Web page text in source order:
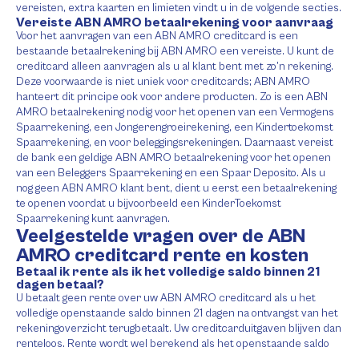
vereisten, extra kaarten en limieten vindt u in de volgende secties.
Vereiste ABN AMRO betaalrekening voor aanvraag
Voor het aanvragen van een ABN AMRO creditcard is een
bestaande betaalrekening bij ABN AMRO een vereiste. U kunt de
creditcard alleen aanvragen als u al klant bent met zo’n rekening.
Deze voorwaarde is niet uniek voor creditcards; ABN AMRO
hanteert dit principe ook voor andere producten. Zo is een ABN
AMRO betaalrekening nodig voor het openen van een Vermogens
Spaarrekening, een Jongerengroeirekening, een Kindertoekomst
Spaarrekening, en voor beleggingsrekeningen. Daarnaast vereist
de bank een geldige ABN AMRO betaalrekening voor het openen
van een Beleggers Spaarrekening en een Spaar Deposito. Als u
nog geen ABN AMRO klant bent, dient u eerst een betaalrekening
te openen voordat u bijvoorbeeld een KinderToekomst
Spaarrekening kunt aanvragen.
Veelgestelde vragen over de ABN
AMRO creditcard rente en kosten
Betaal ik rente als ik het volledige saldo binnen 21
dagen betaal?
U betaalt geen rente over uw ABN AMRO creditcard als u het
volledige openstaande saldo binnen 21 dagen na ontvangst van het
rekeningoverzicht terugbetaalt. Uw creditcarduitgaven blijven dan
renteloos. Rente wordt wel berekend als het openstaande saldo